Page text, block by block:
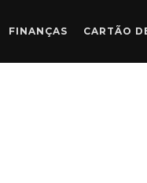
FINANÇAS CARTÃO